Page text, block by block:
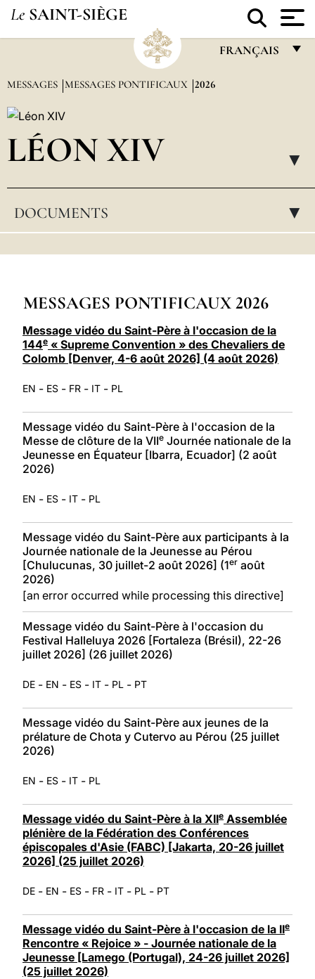
Le SAINT-SIÈGE
FRANÇAIS
ESPAÑOL
中文
LATINE
MESSAGES MESSAGES PONTIFICAUX 2026
LÉON XIV ▸
DOCUMENTS ▸
MESSAGES PONTIFICAUX 2026
Message vidéo du Saint-Père à l'occasion de la
144e « Supreme Convention » des Chevaliers de
Colomb [Denver, 4-6 août 2026] (4 août 2026)
EN - ES - FR - IT - PL
Message vidéo du Saint-Père à l'occasion de la
Messe de clôture de la VIIe Journée nationale de la
Jeunesse en Équateur [Ibarra, Ecuador] (2 août
2026)
EN - ES - IT - PL
Message vidéo du Saint-Père aux participants à la
Journée nationale de la Jeunesse au Pérou
[Chulucunas, 30 juillet-2 août 2026] (1er août
2026)
[an error occurred while processing this directive]
Message vidéo du Saint-Père à l'occasion du
Festival Halleluya 2026 [Fortaleza (Brésil), 22-26
juillet 2026] (26 juillet 2026)
DE - EN - ES - IT - PL - PT
Message vidéo du Saint-Père aux jeunes de la
prélature de Chota y Cutervo au Pérou (25 juillet
2026)
EN - ES - IT - PL
Message vidéo du Saint-Père à la XIIe Assemblée
plénière de la Fédération des Conférences
épiscopales d'Asie (FABC) [Jakarta, 20-26 juillet
2026] (25 juillet 2026)
DE - EN - ES - FR - IT - PL - PT
Message vidéo du Saint-Père à l'occasion de la IIe
Rencontre « Rejoice » - Journée nationale de la
Jeunesse [Lamego (Portugal), 24-26 juillet 2026]
(25 juillet 2026)